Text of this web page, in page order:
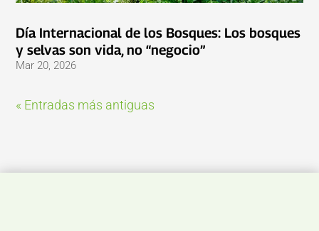
Día Internacional de los Bosques: Los bosques
y selvas son vida, no “negocio”
Mar 20, 2026
« Entradas más antiguas